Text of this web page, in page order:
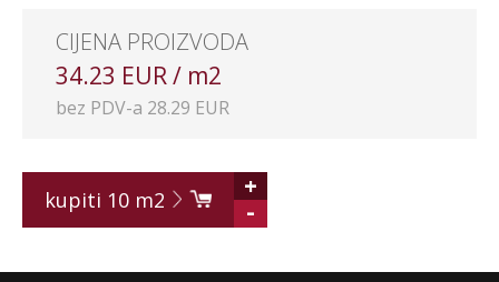
CIJENA PROIZVODA
34.23 EUR / m2
bez PDV-a 28.29 EUR
kupiti 10 m2
+
-